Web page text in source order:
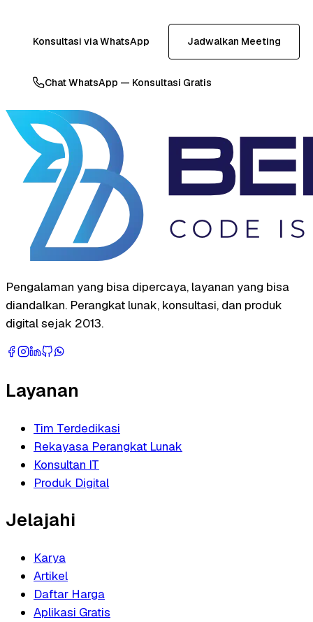
Konsultasi via WhatsApp Jadwalkan Meeting
Chat WhatsApp — Konsultasi Gratis
Pengalaman yang bisa dipercaya, layanan yang bisa
diandalkan. Perangkat lunak, konsultasi, dan produk
digital sejak 2013.
Layanan
Tim Terdedikasi
Rekayasa Perangkat Lunak
Konsultan IT
Produk Digital
Jelajahi
Karya
Artikel
Daftar Harga
Aplikasi Gratis